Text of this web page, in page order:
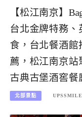
【松江南京】
台北金牌特務
食，台北餐酒館
薦，松江南京站
古典古堡酒窖餐
北部景點 UPSSMILE